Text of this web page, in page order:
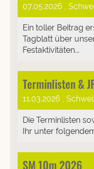
07.05.2026 ,
Ein toller Beitrag
Tagblatt über
Festaktivitäten...
Terminlisten &
11.03.2026 ,
Die Terminlisten
Ihr unter
SM 10m 2026